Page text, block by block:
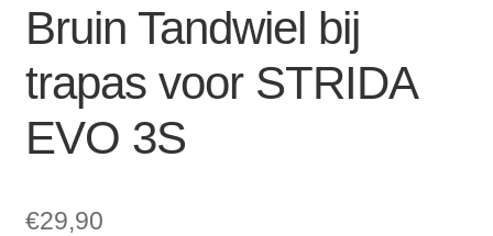
Bruin Tandwiel bij
trapas voor STRIDA
EVO 3S
€29,90